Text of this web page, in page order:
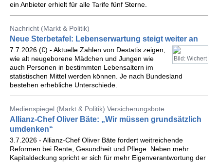
ein Anbieter erhielt für alle Tarife fünf Sterne.
Nachricht (Markt & Politik)
Neue Sterbetafel: Lebenserwartung steigt weiter an
Bild: Wichert
7.7.2026 (€) - Aktuelle Zahlen von Destatis zeigen,
wie alt neugeborene Mädchen und Jungen wie
auch Personen in bestimmten Lebensaltern im
statistischen Mittel werden können. Je nach Bundesland
bestehen erhebliche Unterschiede.
Medienspiegel (Markt & Politik) Versicherungsbote
Allianz-Chef Oliver Bäte: „Wir müssen grundsätzlich
umdenken“
3.7.2026 - Allianz-Chef Oliver Bäte fordert weitreichende
Reformen bei Rente, Gesundheit und Pflege. Neben mehr
Kapitaldeckung spricht er sich für mehr Eigenverantwortung der